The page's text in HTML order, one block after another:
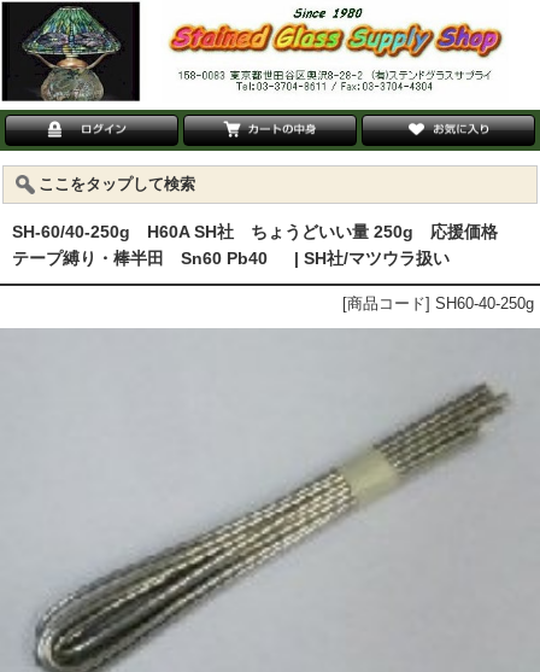
ここをタップして検索
SH-60/40-250g H60A SH社 ちょうどいい量 250g 応援価格
テープ縛り・棒半田 Sn60 Pb40 | SH社/マツウラ扱い
[商品コード] SH60-40-250g